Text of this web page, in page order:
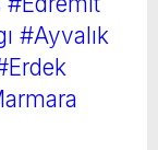
#Ayvalık